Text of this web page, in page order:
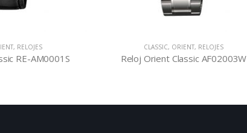
, RELOJES
RE-AM0001S
CLASSIC, ORIENT, RELOJES
Reloj Orient Classic AF02003W